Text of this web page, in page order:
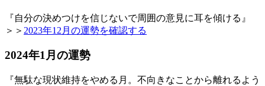
『自分の決めつけを信じないで周囲の意見に耳を傾ける』
＞＞ 2023年12月の運勢を確認する
2024年1月の運勢
『無駄な現状維持をやめる月。不向きなことから離れるよう